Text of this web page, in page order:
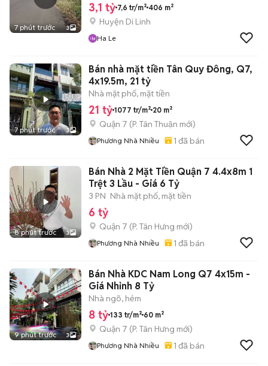
7 phút trước 3
3,1 tỷ 7,6 tr/m² 406 m²
Huyện Di Linh
Ha Le
7 phút trước 3
Bán nhà mặt tiền Tân Quy Đông, Q7,
4x19.5m, 21 tỷ
Nhà mặt phố, mặt tiền
21 tỷ 1077 tr/m² 20 m²
Quận 7 (P. Tân Thuận mới)
Phương Nhà Nhiều 1 đã bán
8 phút trước 3
Bán Nhà 2 Mặt Tiền Quận 7 4.4x8m 1
Trệt 3 Lầu - Giá 6 Tỷ
3 PN Nhà mặt phố, mặt tiền
6 tỷ
Quận 7 (P. Tân Hưng mới)
Phương Nhà Nhiều 1 đã bán
9 phút trước 3
Bán Nhà KDC Nam Long Q7 4x15m -
Giá Nhỉnh 8 Tỷ
Nhà ngõ, hẻm
8 tỷ 133 tr/m² 60 m²
Quận 7 (P. Tân Hưng mới)
Phương Nhà Nhiều 1 đã bán